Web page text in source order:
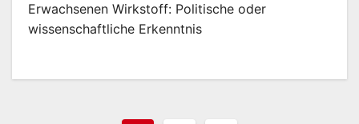
Erwachsenen Wirkstoff: Politische oder
wissenschaftliche Erkenntnis